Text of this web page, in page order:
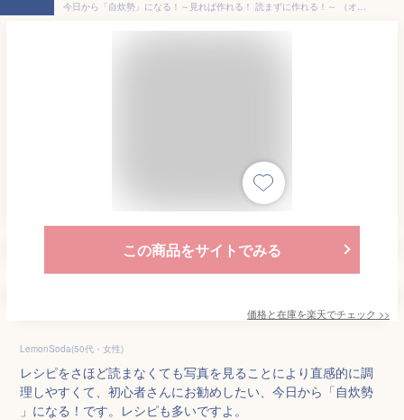
今日から「自炊勢」になる！～見れば作れる！ 読まずに作れる！～ （オレンジページブックス）
この商品をサイトでみる
価格と在庫を楽天でチェック >>
LemonSoda(50代・女性)
レシピをさほど読まなくても写真を見ることにより直感的に調
理しやすくて、初心者さんにお勧めしたい、今日から「自炊勢
」になる！です。レシピも多いですよ。